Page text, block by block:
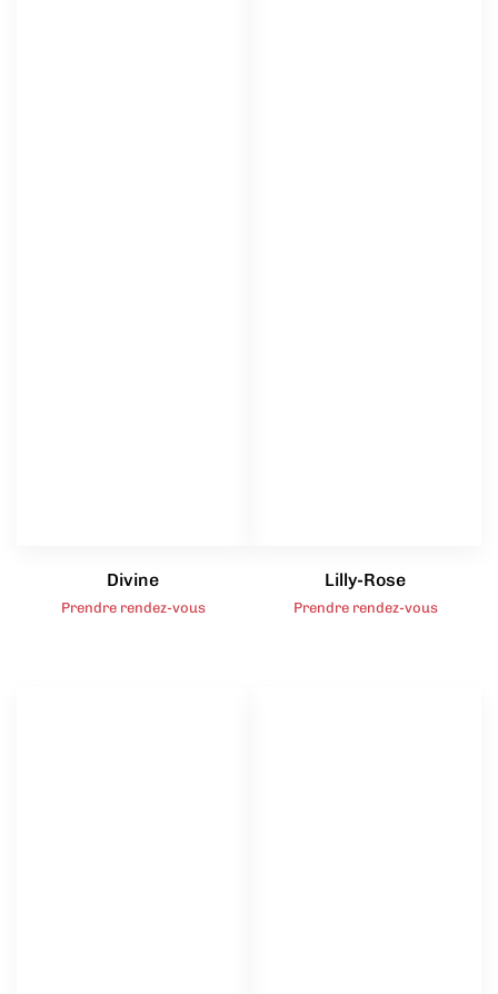
Divine
Prendre rendez-vous
Lilly-Rose
Prendre rendez-vous